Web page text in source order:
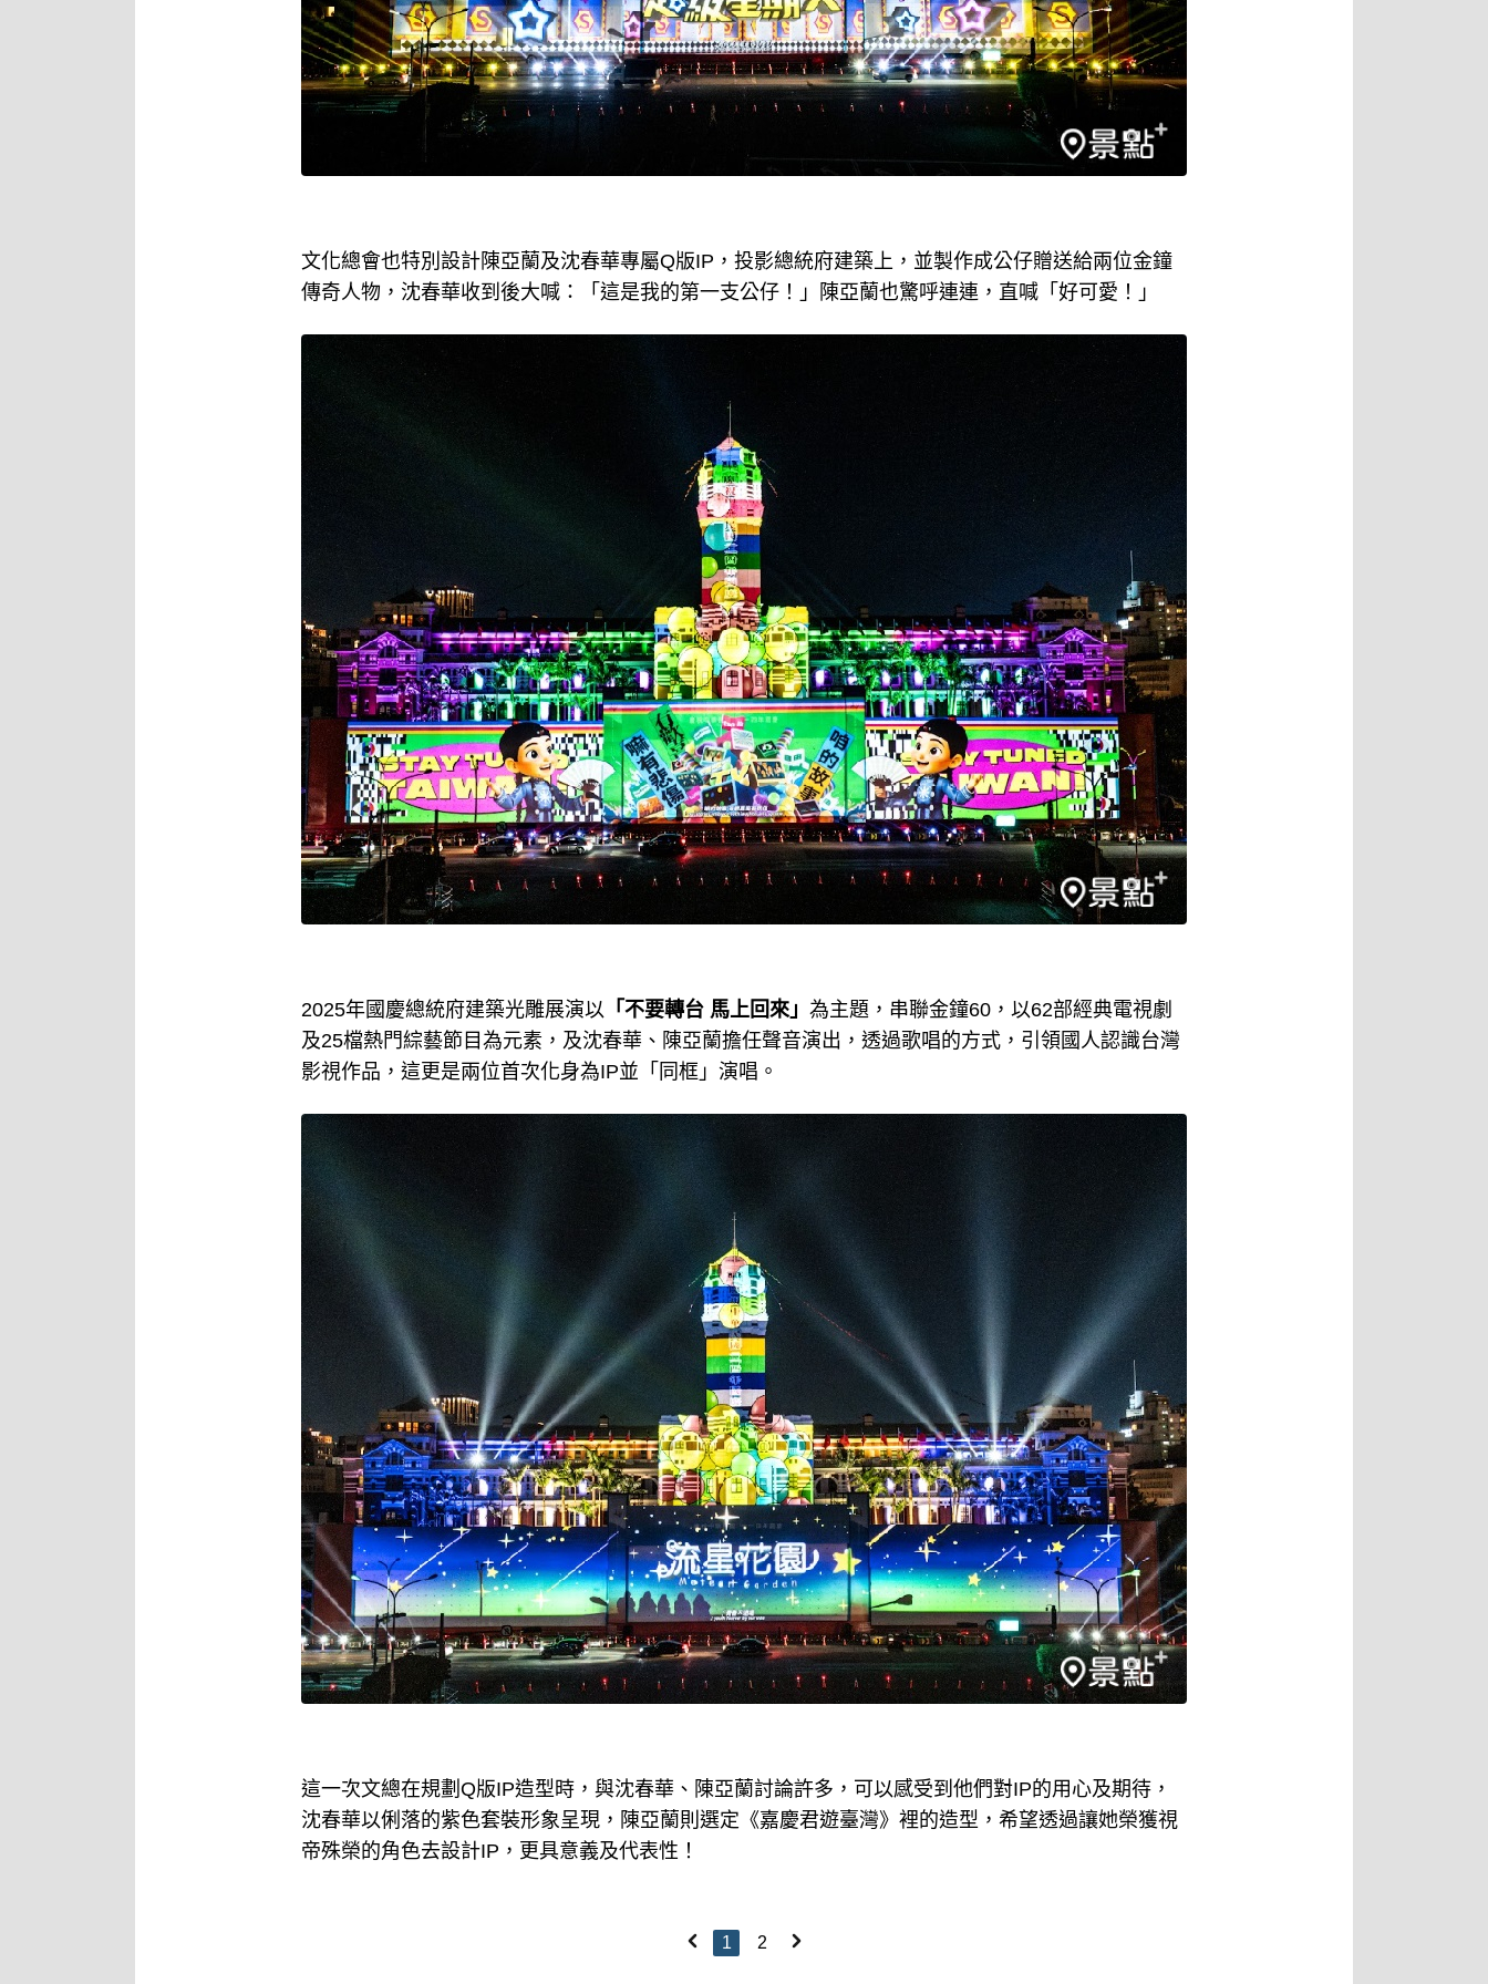
文化總會也特別設計陳亞蘭及沈春華專屬Q版IP，投影總統府建築上，並製作成公仔贈送給兩位金鐘
傳奇人物，沈春華收到後大喊：「這是我的第一支公仔！」陳亞蘭也驚呼連連，直喊「好可愛！」
2025年國慶總統府建築光雕展演以 「不要轉台 馬上回來」 為主題，串聯金鐘60，以62部經典電視劇
及25檔熱門綜藝節目為元素，及沈春華、陳亞蘭擔任聲音演出，透過歌唱的方式，引領國人認識台灣
影視作品，這更是兩位首次化身為IP並「同框」演唱。
這一次文總在規劃Q版IP造型時，與沈春華、陳亞蘭討論許多，可以感受到他們對IP的用心及期待，
沈春華以俐落的紫色套裝形象呈現，陳亞蘭則選定《嘉慶君遊臺灣》裡的造型，希望透過讓她榮獲視
帝殊榮的角色去設計IP，更具意義及代表性！
1 2